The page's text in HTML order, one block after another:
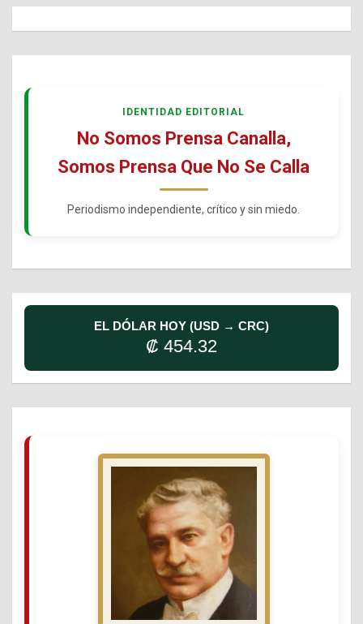
IDENTIDAD EDITORIAL
No Somos Prensa Canalla,
Somos Prensa Que No Se Calla
Periodismo independiente, crítico y sin miedo.
EL DÓLAR HOY (USD → CRC)
₡ 454.32